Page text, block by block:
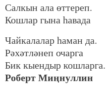
Салкын ала өттереп.
Кошлар гына һавада
Чайкалалар һаман да.
Рәхәтләнеп очарга
Бик кыендыр кошларга.
Роберт Миңнуллин